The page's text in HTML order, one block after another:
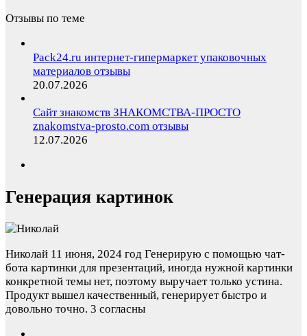
Отзывы по теме
Pack24.ru интернет-гипермаркет упаковочных
материалов отзывы
20.07.2026
Сайт знакомств ЗНАКОМСТВА-ПРОСТО
znakomstva-prosto.com отзывы
12.07.2026
Генерация картинок
Николай 11 июня, 2024 год Генерирую с помощью чат-
бота картинки для презентаций, иногда нужной картинки
конкретной темы нет, поэтому выручает только устина.
Продукт вышел качественный, генерирует быстро и
довольно точно. 3 согласны